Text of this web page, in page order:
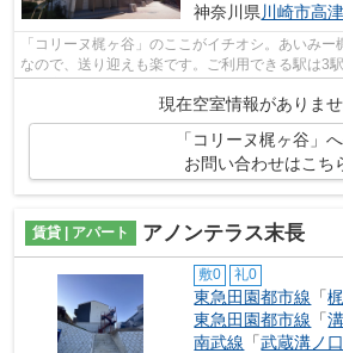
神奈川県 川崎市高
「コリーヌ梶ヶ谷」のここがイチオシ。あいみ
なので、送り迎えも楽です。ご利用できる駅は3
現在空室情報がありませ
「コリーヌ梶ヶ谷」
お問い合わせはこち
賃貸 | アパート アノンテラス末長
敷0 礼0
東急田園都市線 「
東急田園都市線 「
南武線 「武蔵溝ノ口